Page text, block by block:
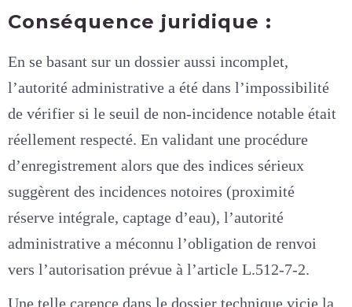
Conséquence juridique :
En se basant sur un dossier aussi incomplet,
l’autorité administrative a été dans l’impossibilité
de vérifier si le seuil de non-incidence notable était
réellement respecté. En validant une procédure
d’enregistrement alors que des indices sérieux
suggèrent des incidences notoires (proximité
réserve intégrale, captage d’eau), l’autorité
administrative a méconnu l’obligation de renvoi
vers l’autorisation prévue à l’article L.512-7-2.
Une telle carence dans le dossier technique vicie la